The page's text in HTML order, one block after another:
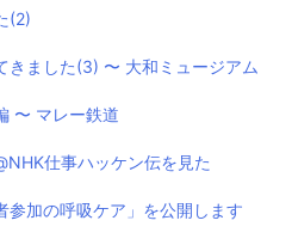
(2)
きました(3) 〜 大和ミュージアム
〜 マレー鉄道
仕事ハッケン伝を見た
参加の呼吸ケア」を公開します